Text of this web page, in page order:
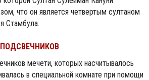
что он является четвертым султаном
Стамбула.
мечети, которых насчитывалось
в специальной комнате при помощи